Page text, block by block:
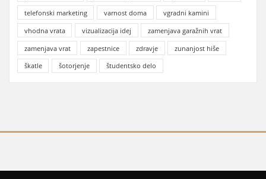
telefonski marketing
varnost doma
vgradni kamini
vhodna vrata
vizualizacija idej
zamenjava garažnih vrat
zamenjava vrat
zapestnice zdravje
zunanjost hiše
škatle
šotorjenje študentsko delo